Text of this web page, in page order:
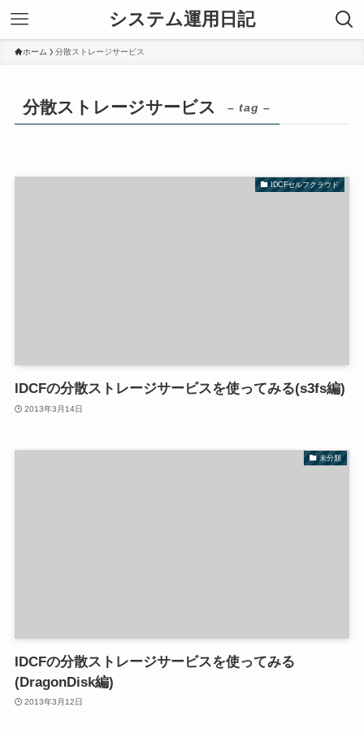
システム運用日記
ホーム 分散ストレージサービス
分散ストレージサービス – tag –
IDCFセルフクラウド
IDCFの分散ストレージサービスを使ってみる(s3fs編)
2013年3月14日
未分類
IDCFの分散ストレージサービスを使ってみる
(DragonDisk編)
2013年3月12日